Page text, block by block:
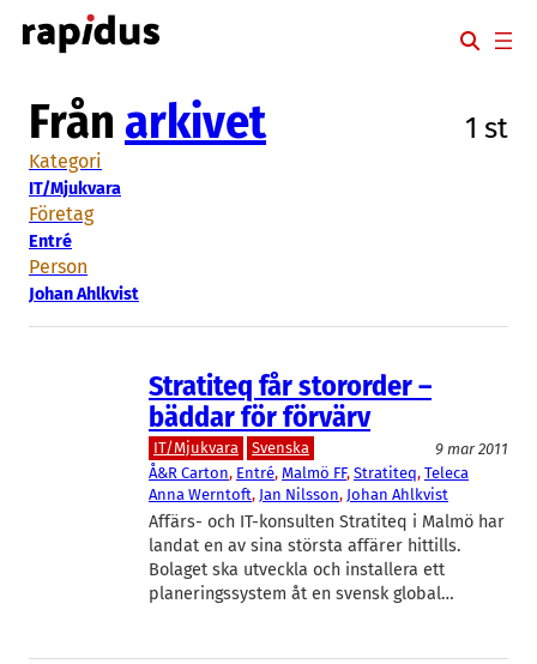
Hoppa
till
Från arkivet 1 st
Kategori
IT/Mjukvara
Företag
Entré
Person
Johan Ahlkvist
Stratiteq får stororder –
bäddar för förvärv
IT/Mjukvara Svenska
9 mar 2011
Å&R Carton, Entré, Malmö FF, Stratiteq, Teleca
Anna Werntoft, Jan Nilsson, Johan Ahlkvist
Affärs- och IT-konsulten Stratiteq i Malmö har
landat en av sina största affärer hittills.
Bolaget ska utveckla och installera ett
planeringssystem åt en svensk global…